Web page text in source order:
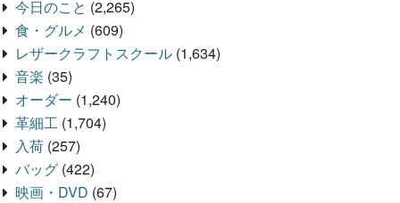
今日のこと (2,265)
食・グルメ (609)
レザークラフトスクール (1,634)
音楽 (35)
オーダー (1,240)
革細工 (1,704)
入荷 (257)
バッグ (422)
映画・DVD (67)